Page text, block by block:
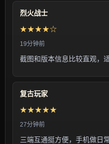
烈火战士
★★★★☆
19分钟前
截图和版本信息比较直观，
复古玩家
★★★★★
27分钟前
三端互通挺方便，手机做日